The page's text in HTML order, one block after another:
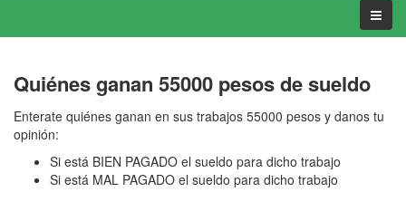
Menu
Quiénes ganan 55000 pesos de sueldo
Enterate quiénes ganan en sus trabajos 55000 pesos y danos tu
opinión:
Si está BIEN PAGADO el sueldo para dicho trabajo
Si está MAL PAGADO el sueldo para dicho trabajo